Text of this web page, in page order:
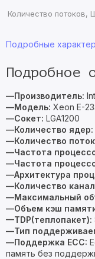
Количество потоков,
Подробные
Подробное
—Производитель:
—Модель: Xeon E-
—Сокет: LGA1200
—Количество ядер:
—Количество
—Частота
—Частота
—Архитектура
—Количество
—Максимальный
—Объем кэш
—TDP(теплопакет):
—Тип
—Поддержка ECC:
память без